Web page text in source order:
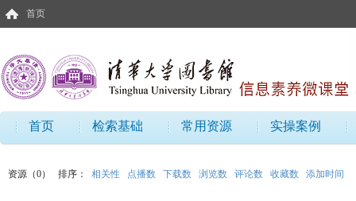
首页
首页 检索基础 常用资源 实操案例
资源（0） 排序： 相关性 点播数 下载数 浏览数 评论数 收藏数 添加时间